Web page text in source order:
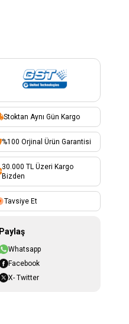
Stoktan Aynı Gün Kargo
%100 Orjinal Ürün Garantisi
30.000 TL Üzeri Kargo
Bizden
Tavsiye Et
Paylaş
Whatsapp
Facebook
X- Twitter